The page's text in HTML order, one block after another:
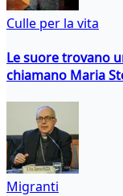
Culle per la vita
Le suore trovano
chiamano Maria
Migranti